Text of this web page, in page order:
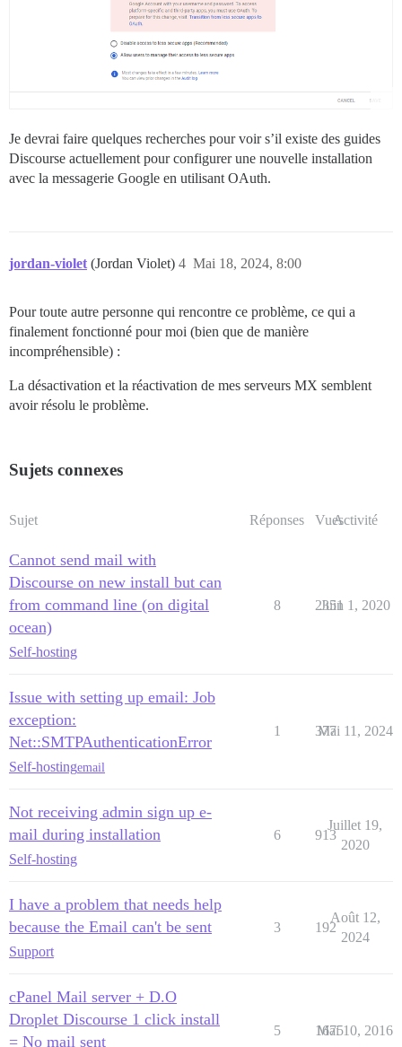
Je devrai faire quelques recherches pour voir s’il existe des guides
Discourse actuellement pour configurer une nouvelle installation
avec la messagerie Google en utilisant OAuth.
jordan-violet (Jordan Violet) Mai 18, 2024, 8:00
4
Pour toute autre personne qui rencontre ce problème, ce qui a
finalement fonctionné pour moi (bien que de manière
incompréhensible) :
La désactivation et la réactivation de mes serveurs MX semblent
avoir résolu le problème.
Sujets connexes
Sujet Réponses VuesActivité
Cannot send mail with
Discourse on new install but can
from command line (on digital
ocean)
Self-hosting
8 2351
Juin 1, 2020
Issue with setting up email: Job
exception:
Net::SMTPAuthenticationError
Self-hostingemail
1 377
Mai 11, 2024
Not receiving admin sign up e-
mail during installation
Self-hosting
6 913
Juillet 19,
2020
I have a problem that needs help
because the Email can't be sent
Support
3 192
Août 12,
2024
cPanel Mail server + D.O
Droplet Discourse 1 click install
= No mail sent
5 1675
Mai 10, 2016